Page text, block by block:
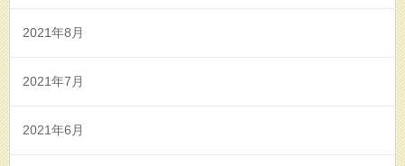
2021年8月
2021年7月
2021年6月